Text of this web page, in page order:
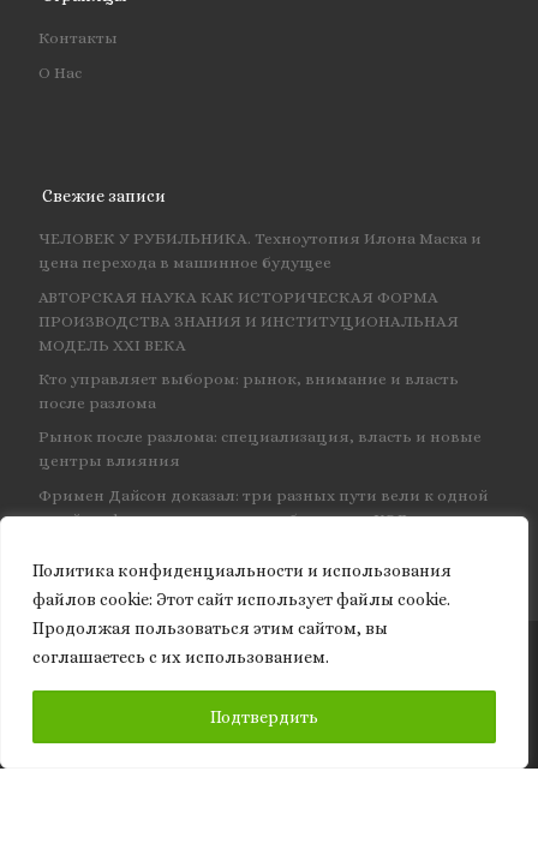
Политика конфиденциальности и использования
файлов сookie: Этот сайт использует файлы cookie.
Продолжая пользоваться этим сайтом, вы
соглашаетесь с их использованием.
Подтвердить
Контакты
О Нас
Свежие записи
ЧЕЛОВЕК У РУБИЛЬНИКА. Техноутопия Илона Маска и
цена перехода в машинное будущее
АВТОРСКАЯ НАУКА КАК ИСТОРИЧЕСКАЯ ФОРМА
ПРОИЗВОДСТВА ЗНАНИЯ И ИНСТИТУЦИОНАЛЬНАЯ
МОДЕЛЬ XXI ВЕКА
Кто управляет выбором: рынок, внимание и власть
после разлома
Рынок после разлома: специализация, власть и новые
центры влияния
Фримен Дайсон доказал: три разных пути вели к одной
и той же физике — и навсегда объединил КЭД
© 2026Granite of science– Все права защищены